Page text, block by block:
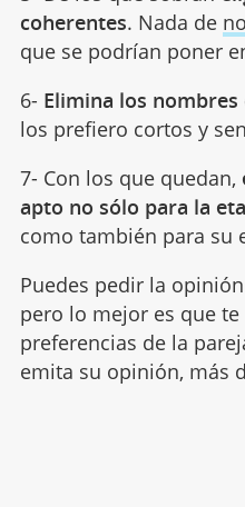
coherentes. Nada de
que se podrían poner
6- Elimina los
los prefiero cortos y
7- Con los que quedan,
apto no sólo para la
como también para su
Puedes pedir la
pero lo mejor es que te
preferencias de la
emita su opinión, más